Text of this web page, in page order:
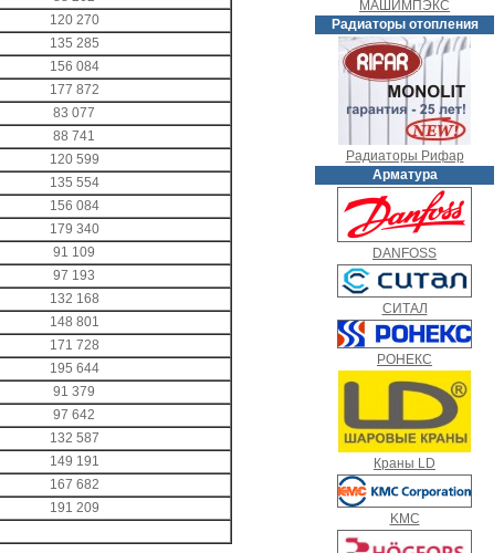
120 270
135 285
156 084
177 872
83 077
88 741
120 599
135 554
156 084
179 340
91 109
97 193
132 168
148 801
171 728
195 644
91 379
97 642
132 587
149 191
167 682
191 209
МАШИМПЭКС
Радиаторы отопления
Радиаторы Рифар
Арматура
DANFOSS
СИТАЛ
РОНЕКС
Краны LD
KMC